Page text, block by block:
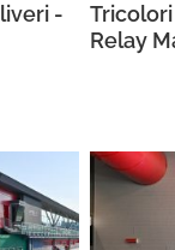
-
Relay